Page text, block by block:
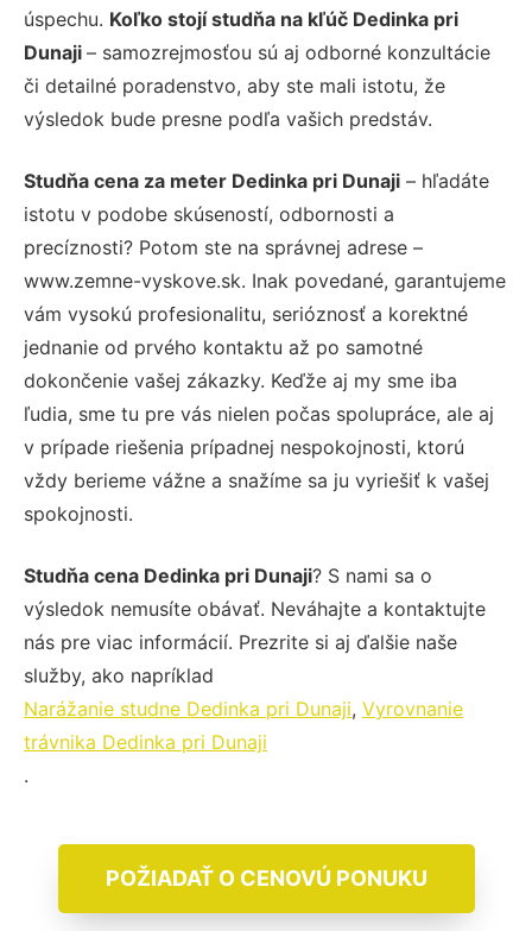
úspechu. Koľko stojí studňa na kľúč Dedinka pri
Dunaji – samozrejmosťou sú aj odborné konzultácie
či detailné poradenstvo, aby ste mali istotu, že
výsledok bude presne podľa vašich predstáv.
Studňa cena za meter Dedinka pri Dunaji – hľadáte
istotu v podobe skúseností, odbornosti a
precíznosti? Potom ste na správnej adrese –
www.zemne-vyskove.sk. Inak povedané, garantujeme
vám vysokú profesionalitu, serióznosť a korektné
jednanie od prvého kontaktu až po samotné
dokončenie vašej zákazky. Keďže aj my sme iba
ľudia, sme tu pre vás nielen počas spolupráce, ale aj
v prípade riešenia prípadnej nespokojnosti, ktorú
vždy berieme vážne a snažíme sa ju vyriešiť k vašej
spokojnosti.
Studňa cena Dedinka pri Dunaji? S nami sa o
výsledok nemusíte obávať. Neváhajte a kontaktujte
nás pre viac informácií. Prezrite si aj ďalšie naše
služby, ako napríklad
Narážanie studne Dedinka pri Dunaji, Vyrovnanie
trávnika Dedinka pri Dunaji
.
POŽIADAŤ O CENOVÚ PONUKU